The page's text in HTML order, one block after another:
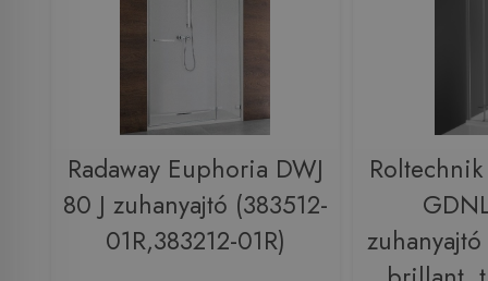
Radaway Euphoria DWJ
80 J zuhanyajtó (383512-
01R,383212-01R)